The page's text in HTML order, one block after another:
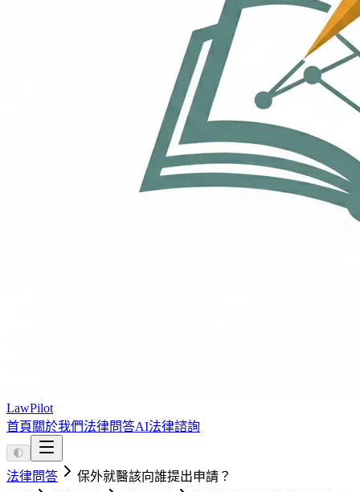
LawPilot
首頁 關於我們法律問答AI法律諮詢
🌓
法律問答
保外就醫該向誰提出申請？